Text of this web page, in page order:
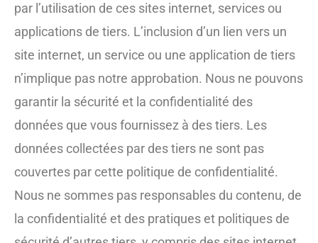
par l’utilisation de ces sites internet, services ou
applications de tiers. L’inclusion d’un lien vers un
site internet, un service ou une application de tiers
n’implique pas notre approbation. Nous ne pouvons
garantir la sécurité et la confidentialité des
données que vous fournissez à des tiers. Les
données collectées par des tiers ne sont pas
couvertes par cette politique de confidentialité.
Nous ne sommes pas responsables du contenu, de
la confidentialité et des pratiques et politiques de